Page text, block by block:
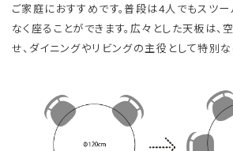
ご家庭におすすめです。普段は4人でもスツ
なく座ることができます。広々とした天板は、
せ、ダイニングやリビングの主役として特別な